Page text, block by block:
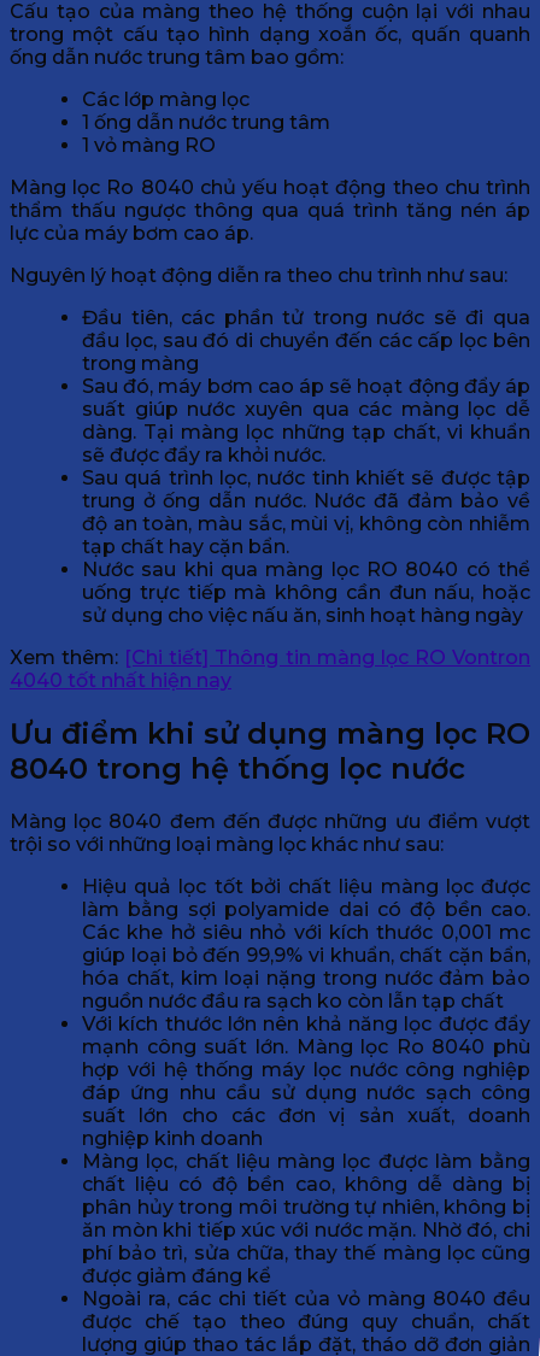
Cấu tạo của màng theo hệ thống cuộn lại với nhau
trong một cấu tạo hình dạng xoắn ốc, quấn quanh
ống dẫn nước trung tâm bao gồm:
Các lớp màng lọc
1 ống dẫn nước trung tâm
1 vỏ màng RO
Màng lọc Ro 8040 chủ yếu hoạt động theo chu trình
thẩm thấu ngược thông qua quá trình tăng nén áp
lực của máy bơm cao áp.
Nguyên lý hoạt động diễn ra theo chu trình như sau:
Đầu tiên, các phần tử trong nước sẽ đi qua
đầu lọc, sau đó di chuyển đến các cấp lọc bên
trong màng
Sau đó, máy bơm cao áp sẽ hoạt động đẩy áp
suất giúp nước xuyên qua các màng lọc dễ
dàng. Tại màng lọc những tạp chất, vi khuẩn
sẽ được đẩy ra khỏi nước.
Sau quá trình lọc, nước tinh khiết sẽ được tập
trung ở ống dẫn nước. Nước đã đảm bảo về
độ an toàn, màu sắc, mùi vị, không còn nhiễm
tạp chất hay cặn bẩn.
Nước sau khi qua màng lọc RO 8040 có thể
uống trực tiếp mà không cần đun nấu, hoặc
sử dụng cho việc nấu ăn, sinh hoạt hàng ngày
Xem thêm: [Chi tiết] Thông tin màng lọc RO Vontron
4040 tốt nhất hiện nay
Ưu điểm khi sử dụng màng lọc RO
8040 trong hệ thống lọc nước
Màng lọc 8040 đem đến được những ưu điểm vượt
trội so với những loại màng lọc khác như sau:
Hiệu quả lọc tốt bởi chất liệu màng lọc được
làm bằng sợi polyamide dai có độ bền cao.
Các khe hở siêu nhỏ với kích thước 0,001 mc
giúp loại bỏ đến 99,9% vi khuẩn, chất cặn bẩn,
hóa chất, kim loại nặng trong nước đảm bảo
nguồn nước đầu ra sạch ko còn lẫn tạp chất
Với kích thước lớn nên khả năng lọc được đẩy
mạnh công suất lớn. Màng lọc Ro 8040 phù
hợp với hệ thống máy lọc nước công nghiệp
đáp ứng nhu cầu sử dụng nước sạch công
suất lớn cho các đơn vị sản xuất, doanh
nghiệp kinh doanh
Màng lọc, chất liệu màng lọc được làm bằng
chất liệu có độ bền cao, không dễ dàng bị
phân hủy trong môi trường tự nhiên, không bị
ăn mòn khi tiếp xúc với nước mặn. Nhờ đó, chi
phí bảo trì, sửa chữa, thay thế màng lọc cũng
được giảm đáng kể
Ngoài ra, các chi tiết của vỏ màng 8040 đều
được chế tạo theo đúng quy chuẩn, chất
lượng giúp thao tác lắp đặt, tháo dỡ đơn giản